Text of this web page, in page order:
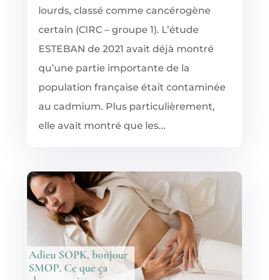
lourds, classé comme cancérogène
certain (CIRC – groupe 1). L’étude
ESTEBAN de 2021 avait déjà montré
qu’une partie importante de la
population française était contaminée
au cadmium. Plus particulièrement,
elle avait montré que les...